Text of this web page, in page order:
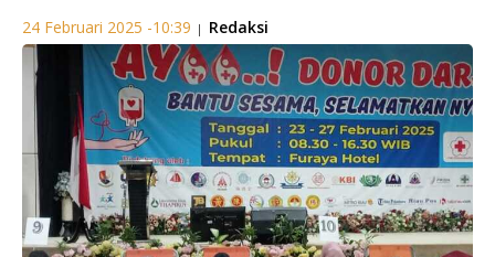
24 Februari 2025 -10:39 | Redaksi